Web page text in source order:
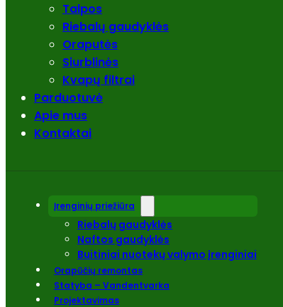
Talpos
Riebalų gaudyklės
Oraputės
Siurblinės
Kvapų filtrai
Parduotuvė
Apie mus
Kontaktai
Įrenginių priežiūra
Riebalų gaudyklės
Naftos gaudyklės
Buitiniai nuotekų valymo įrenginiai
Orapūčių remontas
Statyba – Vandentvarka
Projektavimas